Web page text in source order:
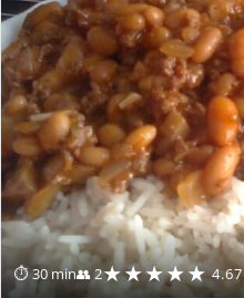
⏱ 30 min👥 2★★★★★